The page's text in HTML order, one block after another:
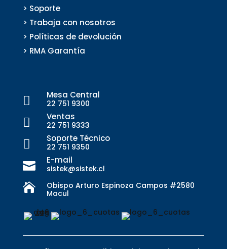
> Soporte
> Trabaja con nosotros
> Políticas de devolución
> RMA Garantía
 Mesa Central
22 751 9300
 Ventas
22 751 9333
 Soporte Técnico
22 751 9350
 E-mail
sistek@sistek.cl

Obispo Arturo Espinoza Campos #2580
Macul